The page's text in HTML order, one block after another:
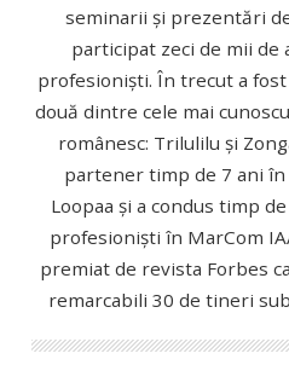
seminarii și prezentări
participat zeci de mii
profesioniști. În trecut a
două dintre cele mai
românesc: Trilulilu și
partener timp de 7 ani
Loopaa și a condus timp
profesioniști în MarCom
premiat de revista Forbes
remarcabili 30 de tineri